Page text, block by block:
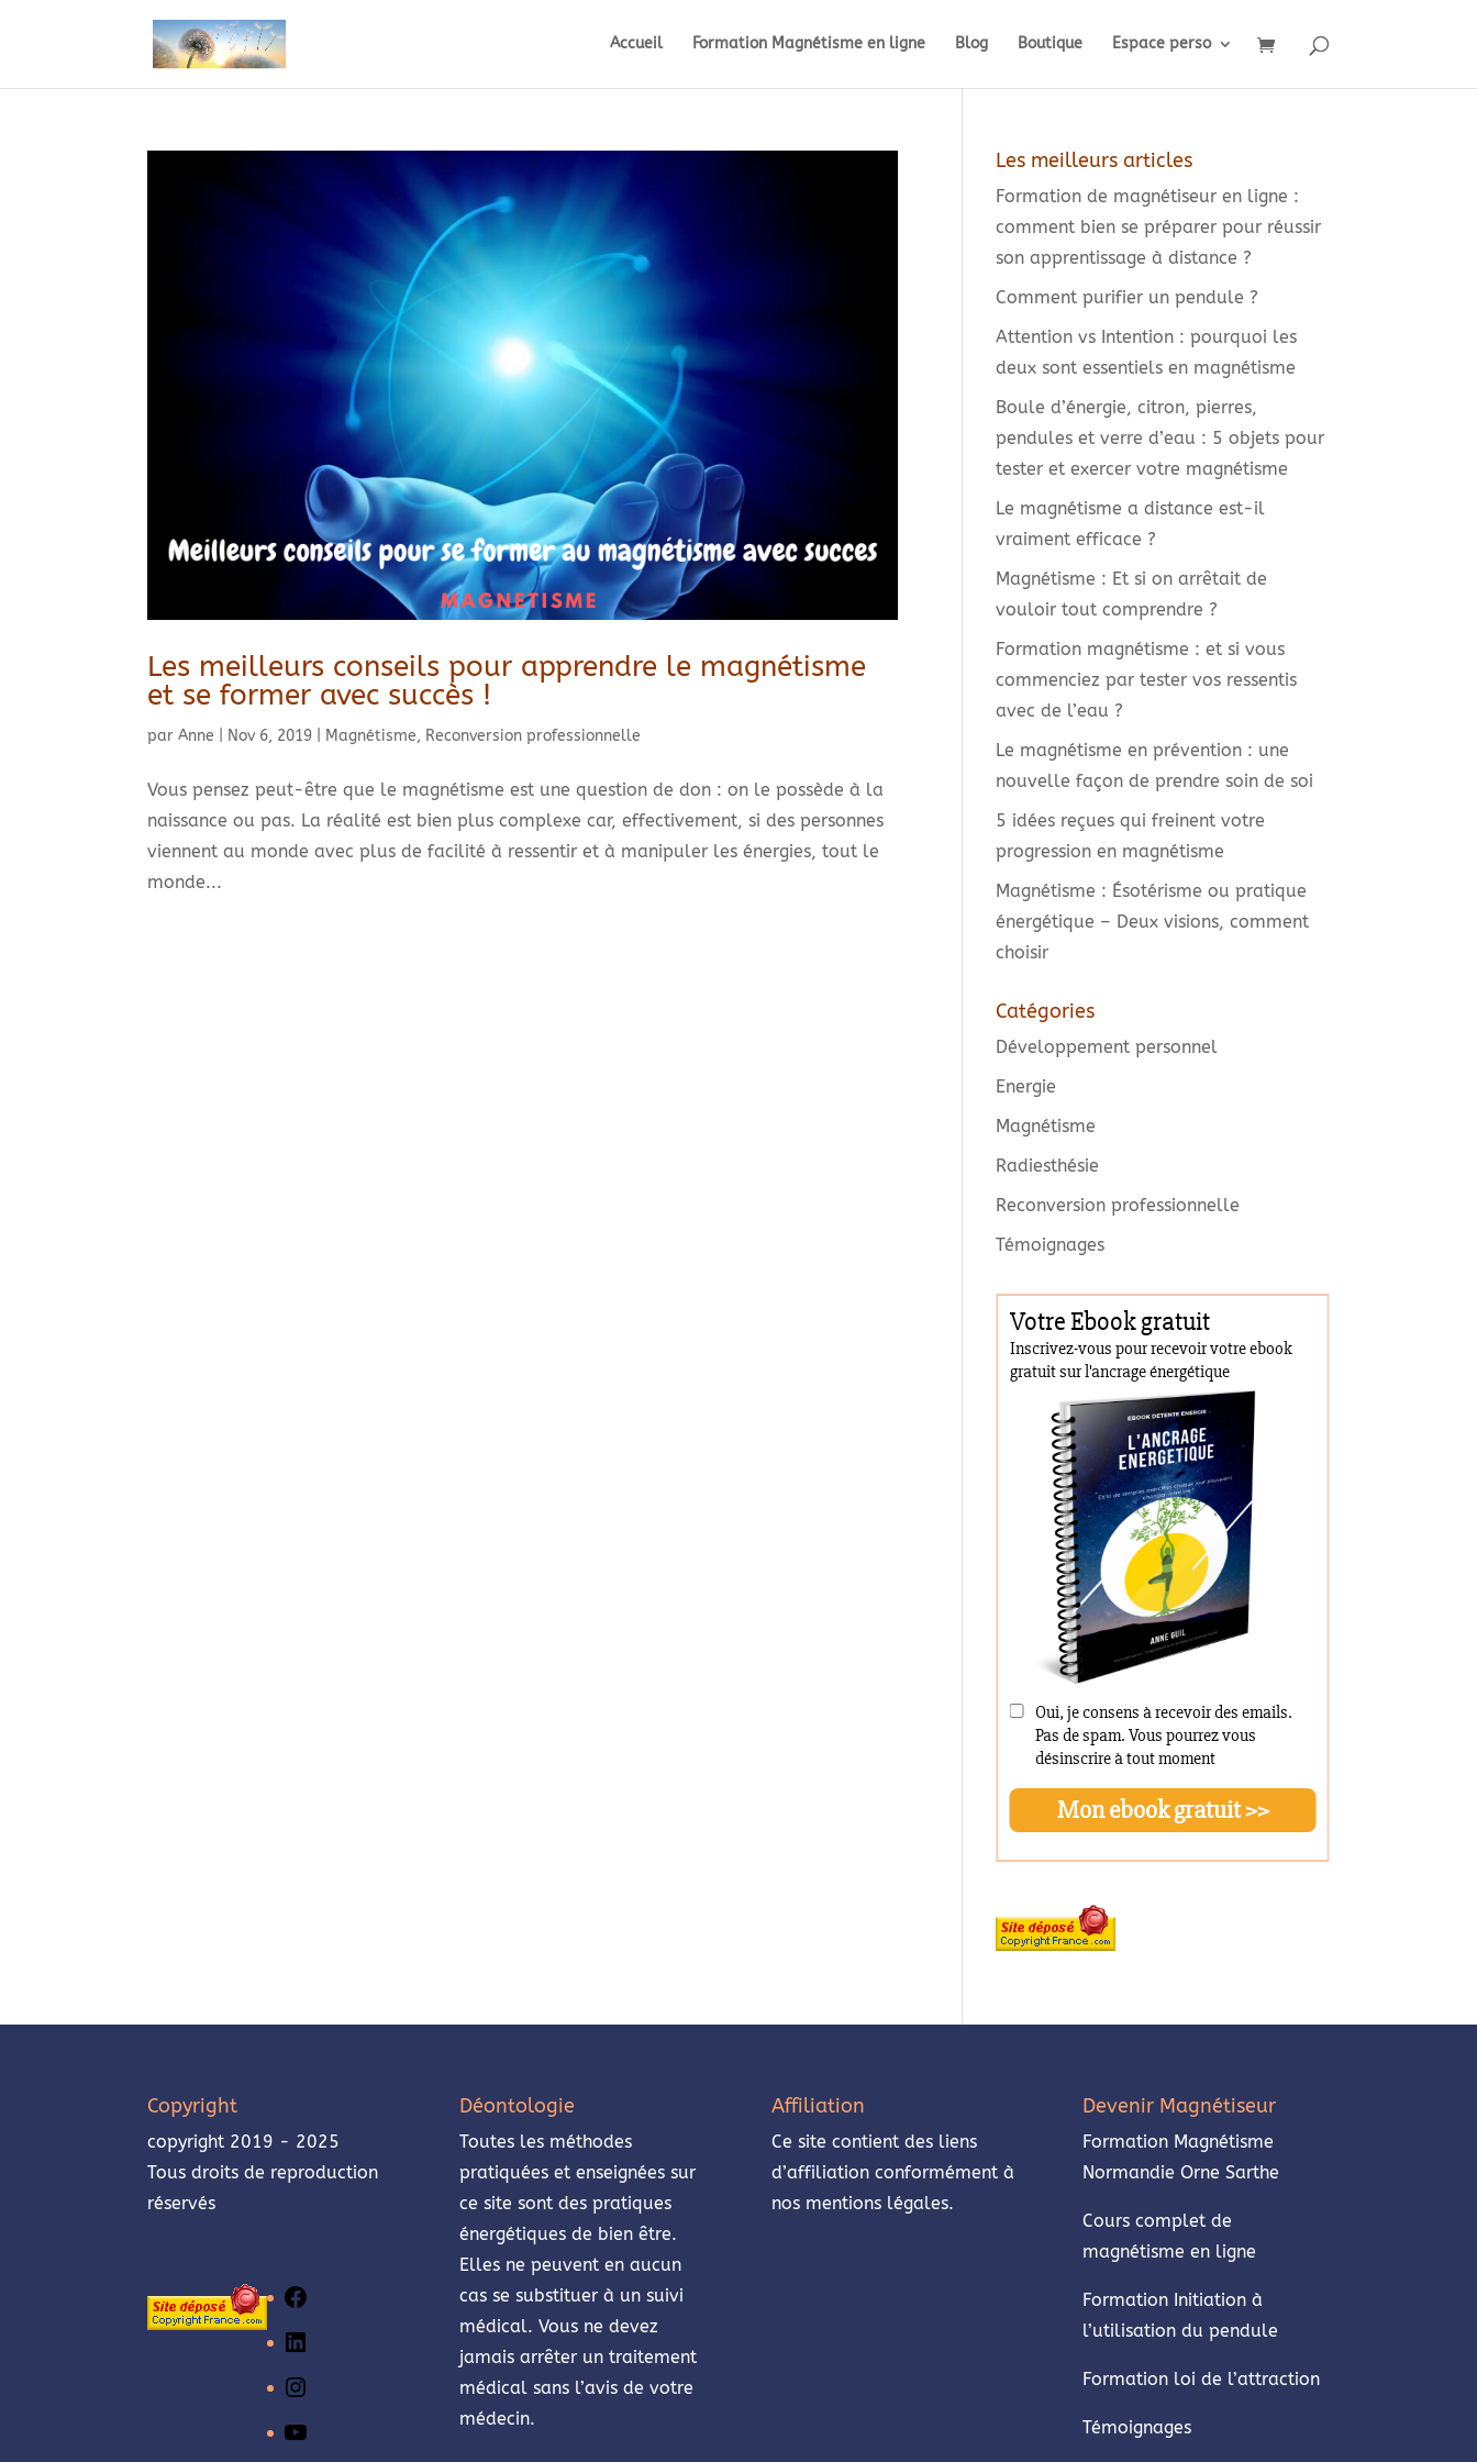
Accueil Formation Magnétisme en ligne Blog Boutique Espace perso
Les meilleurs conseils pour apprendre le magnétisme
et se former avec succès !
parAnne Nov 6, 2019 Magnétisme, Reconversion professionnelle
Vous pensez peut-être que le magnétisme est une question de don : on le possède à la
naissance ou pas. La réalité est bien plus complexe car, effectivement, si des personnes
viennent au monde avec plus de facilité à ressentir et à manipuler les énergies, tout le
monde...
Les meilleurs articles
Formation de magnétiseur en ligne :
comment bien se préparer pour réussir
son apprentissage à distance ?
Comment purifier un pendule ?
Attention vs Intention : pourquoi les
deux sont essentiels en magnétisme
Boule d’énergie, citron, pierres,
pendules et verre d’eau : 5 objets pour
tester et exercer votre magnétisme
Le magnétisme a distance est-il
vraiment efficace ?
Magnétisme : Et si on arrêtait de
vouloir tout comprendre ?
Formation magnétisme : et si vous
commenciez par tester vos ressentis
avec de l’eau ?
Le magnétisme en prévention : une
nouvelle façon de prendre soin de soi
5 idées reçues qui freinent votre
progression en magnétisme
Magnétisme : Ésotérisme ou pratique
énergétique – Deux visions, comment
choisir
Catégories
Développement personnel
Energie
Magnétisme
Radiesthésie
Reconversion professionnelle
Témoignages
Copyright
copyright 2019 - 2025
Tous droits de reproduction
réservés
Déontologie
Toutes les méthodes
pratiquées et enseignées sur
ce site sont des pratiques
énergétiques de bien être.
Elles ne peuvent en aucun
cas se substituer à un suivi
médical. Vous ne devez
jamais arrêter un traitement
médical sans l’avis de votre
médecin.
Affiliation
Ce site contient des liens
d’affiliation conformément à
nos mentions légales.
Devenir Magnétiseur
Formation Magnétisme
Normandie Orne Sarthe
Cours complet de
magnétisme en ligne
Formation Initiation à
l’utilisation du pendule
Formation loi de l’attraction
Témoignages